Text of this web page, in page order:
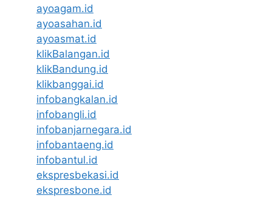
ayoagam.id
ayoasahan.id
ayoasmat.id
klikBalangan.id
klikBandung.id
klikbanggai.id
infobangkalan.id
infobangli.id
infobanjarnegara.id
infobantaeng.id
infobantul.id
ekspresbekasi.id
ekspresbone.id